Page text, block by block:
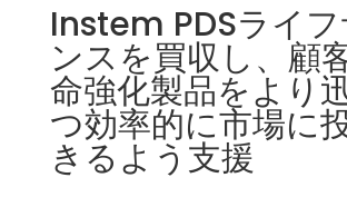
Instem PDSライ
ンスを買収し、顧
命強化製品をより
つ効率的に市場に
きるよう支援